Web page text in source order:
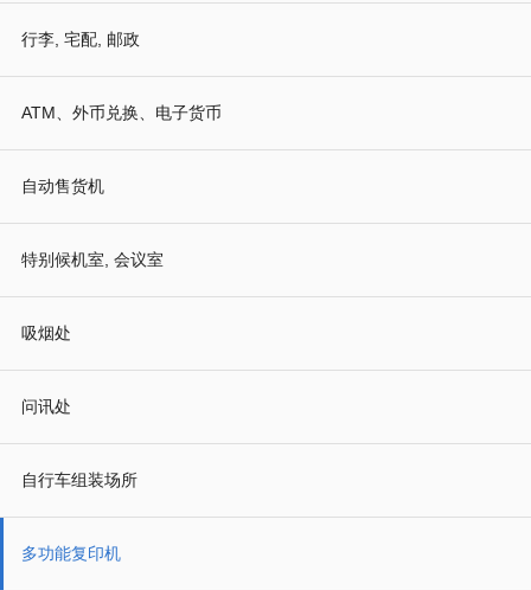
行李, 宅配, 邮政
ATM、外币兑换、电子货币
自动售货机
特别候机室, 会议室
吸烟处
问讯处
自行车组装场所
多功能复印机